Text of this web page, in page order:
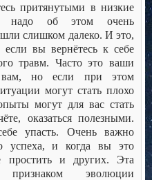
притянутыми в низкие
надо об этом очень
слишком далеко. И это,
если вы вернётесь к себе
травм. Часто это ваши
вам, но если при этом
могут стать плохо
могут для вас стать
оказаться полезными.
упасть. Очень важно
успеха, и когда вы это
простить и других. Эта
признаком эволюции